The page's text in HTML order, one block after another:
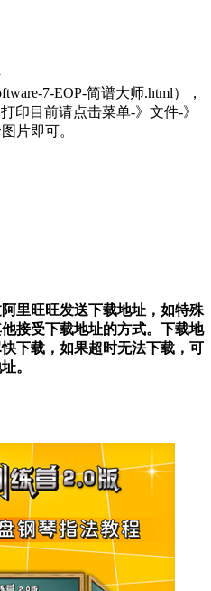
7-EOP-简谱大师.html），
印目前请点击菜单-》文件-》
片即可。
里旺旺发送下载地址，如特殊
接受下载地址的方式。下载地
下载，如果超时无法下载，可
。